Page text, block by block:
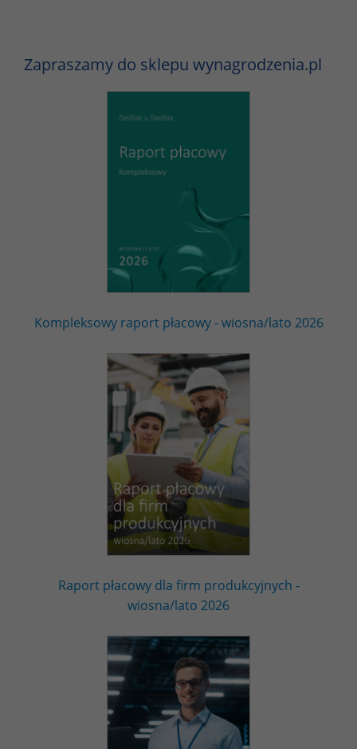
Zapraszamy do sklepu wynagrodzenia.pl
Kompleksowy raport płacowy - wiosna/lato 2026
Raport płacowy dla firm produkcyjnych -
wiosna/lato 2026